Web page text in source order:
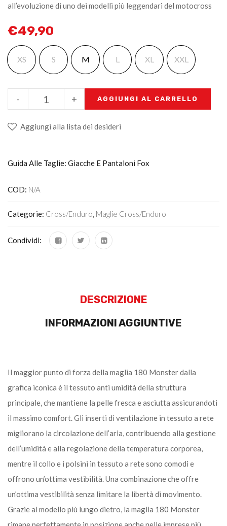
all’evoluzione di uno dei modelli più leggendari del motocross
€49,90
XS S M L XL XXL
+
- AGGIUNGI AL CARRELLO
Aggiungi alla lista dei desideri
Guida Alle Taglie: Giacche E Pantaloni Fox
COD: N/A
Categorie: Cross/Enduro, Maglie Cross/enduro
Condividi:
DESCRIZIONE
INFORMAZIONI AGGIUNTIVE
Il maggior punto di forza della maglia 180 Monster dalla
grafica iconica è il tessuto anti umidità della struttura
principale, che mantiene la pelle fresca e asciutta assicurandoti
il massimo comfort. Gli inserti di ventilazione in tessuto a rete
migliorano la circolazione dell’aria, contribuendo alla gestione
dell’umidità e alla regolazione della temperatura corporea,
mentre il collo e i polsini in tessuto a rete sono comodi e
offrono un’ottima vestibilità. Una combinazione che offre
un’ottima vestibilità senza limitare la libertà di movimento.
Grazie al modello più lungo dietro, la maglia 180 Monster